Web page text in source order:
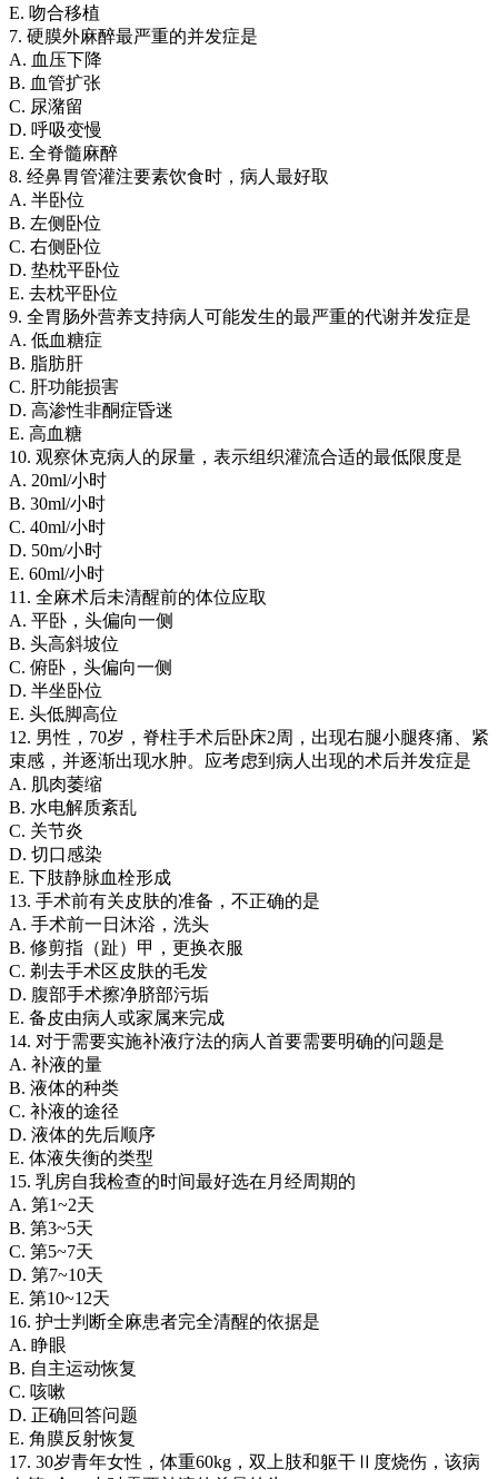
E. 吻合移植
7. 硬膜外麻醉最严重的并发症是
A. 血压下降
B. 血管扩张
C. 尿潴留
D. 呼吸变慢
E. 全脊髓麻醉
8. 经鼻胃管灌注要素饮食时，病人最好取
A. 半卧位
B. 左侧卧位
C. 右侧卧位
D. 垫枕平卧位
E. 去枕平卧位
9. 全胃肠外营养支持病人可能发生的最严重的代谢并发症是
A. 低血糖症
B. 脂肪肝
C. 肝功能损害
D. 高渗性非酮症昏迷
E. 高血糖
10. 观察休克病人的尿量，表示组织灌流合适的最低限度是
A. 20ml/小时
B. 30ml/小时
C. 40ml/小时
D. 50m/小时
E. 60ml/小时
11. 全麻术后未清醒前的体位应取
A. 平卧，头偏向一侧
B. 头高斜坡位
C. 俯卧，头偏向一侧
D. 半坐卧位
E. 头低脚高位
12. 男性，70岁，脊柱手术后卧床2周，出现右腿小腿疼痛、紧
束感，并逐渐出现水肿。应考虑到病人出现的术后并发症是
A. 肌肉萎缩
B. 水电解质紊乱
C. 关节炎
D. 切口感染
E. 下肢静脉血栓形成
13. 手术前有关皮肤的准备，不正确的是
A. 手术前一日沐浴，洗头
B. 修剪指（趾）甲，更换衣服
C. 剃去手术区皮肤的毛发
D. 腹部手术擦净脐部污垢
E. 备皮由病人或家属来完成
14. 对于需要实施补液疗法的病人首要需要明确的问题是
A. 补液的量
B. 液体的种类
C. 补液的途径
D. 液体的先后顺序
E. 体液失衡的类型
15. 乳房自我检查的时间最好选在月经周期的
A. 第1~2天
B. 第3~5天
C. 第5~7天
D. 第7~10天
E. 第10~12天
16. 护士判断全麻患者完全清醒的依据是
A. 睁眼
B. 自主运动恢复
C. 咳嗽
D. 正确回答问题
E. 角膜反射恢复
17. 30岁青年女性，体重60kg，双上肢和躯干Ⅱ度烧伤，该病